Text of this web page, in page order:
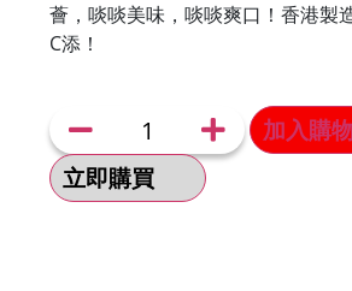
薈，啖啖美味，啖啖爽口！香港製
C添！
加入購
立即購買